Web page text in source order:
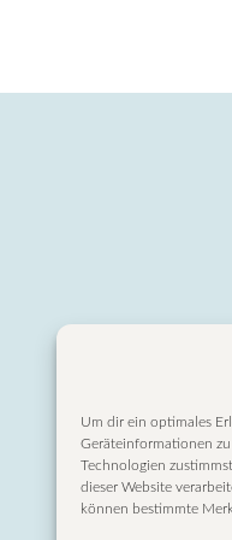
Um dir ein optimales
Geräteinformationen
Technologien
dieser Website
können bestimmte